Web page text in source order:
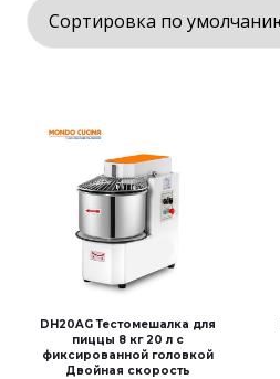
DH20AG Тестомешалка для
пиццы 8 кг 20 л с
фиксированной головкой
Двойная скорость